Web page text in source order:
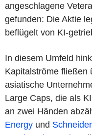
angeschlagene
gefunden: Die Aktie
beflügelt von KI-
In diesem Umfeld
Kapitalströme fließen
asiatische
Large Caps, die als
an zwei Händen
Energy und Schneider